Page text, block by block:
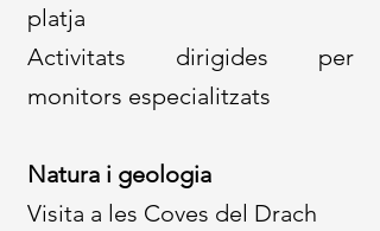
platja
Activitats dirigides per
monitors especialitzats
Natura i geologia
Visita a les Coves del Drach